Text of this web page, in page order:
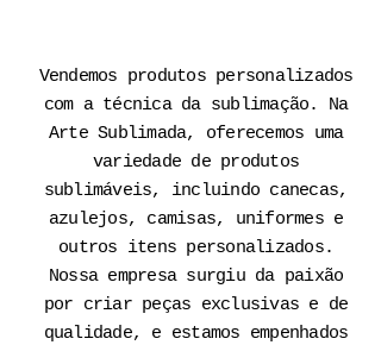
Vendemos produtos personalizados
com a técnica da sublimação. Na
Arte Sublimada, oferecemos uma
variedade de produtos
sublimáveis, incluindo canecas,
azulejos, camisas, uniformes e
outros itens personalizados.
Nossa empresa surgiu da paixão
por criar peças exclusivas e de
qualidade, e estamos empenhados